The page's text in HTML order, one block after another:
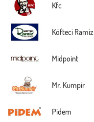
Kfc
Köfteci Ramiz
Midpoint
Mr. Kumpir
Pidem